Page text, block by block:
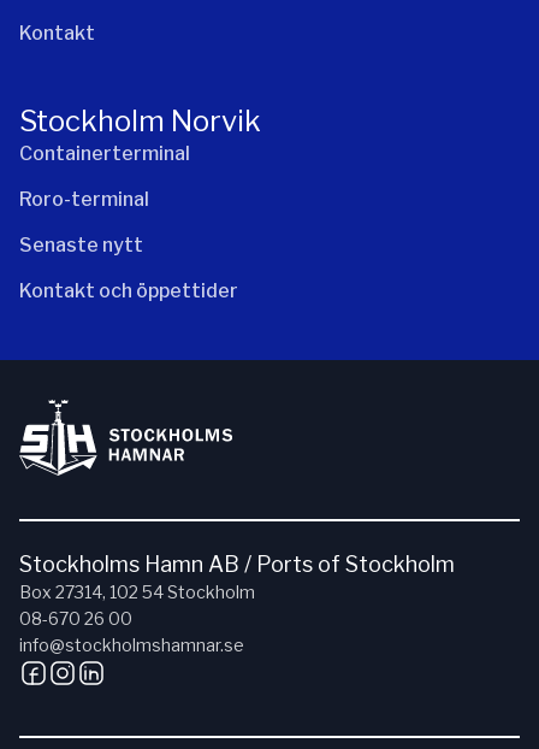
Kontakt
Stockholm Norvik
Containerterminal
Roro-terminal
Senaste nytt
Kontakt och öppettider
Stockholms Hamn AB / Ports of Stockholm
Box 27314, 102 54 Stockholm
08-670 26 00
info@stockholmshamnar.se